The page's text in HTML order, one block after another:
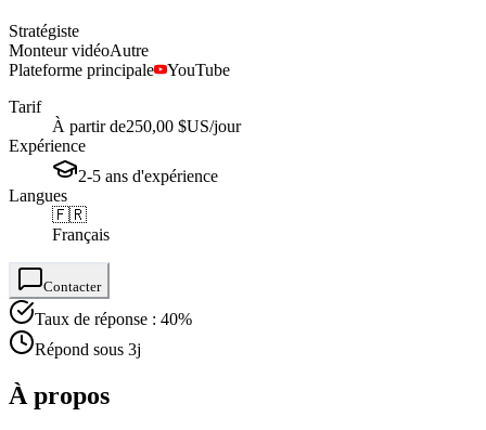
Stratégiste
Monteur vidéoAutre
Plateforme principale
YouTube
Tarif
À partir de250,00 $US/jour
Expérience
2-5 ans d'expérience
Langues
🇫🇷
Français
Contacter
Taux de réponse : 40%
Répond sous 3j
À propos